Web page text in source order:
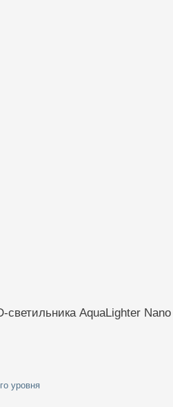
AquaLighter
уровня